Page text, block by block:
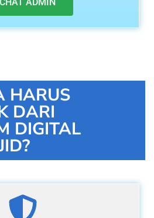
HARUS
DARI
DIGITAL